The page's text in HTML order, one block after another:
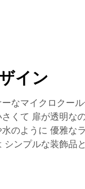
イン
なマイクロクー
くて 扉が透明な
のように 優雅な
シンプルな装飾品